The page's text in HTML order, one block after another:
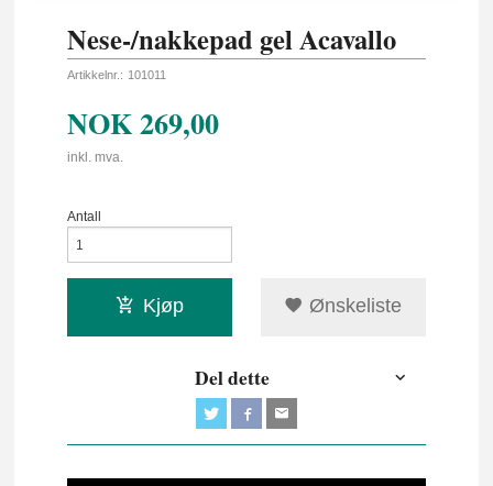
Nese-/nakkepad gel Acavallo
Artikkelnr.: 101011
NOK269,00
inkl. mva.
Antall
Kjøp Ønskeliste
Del dette